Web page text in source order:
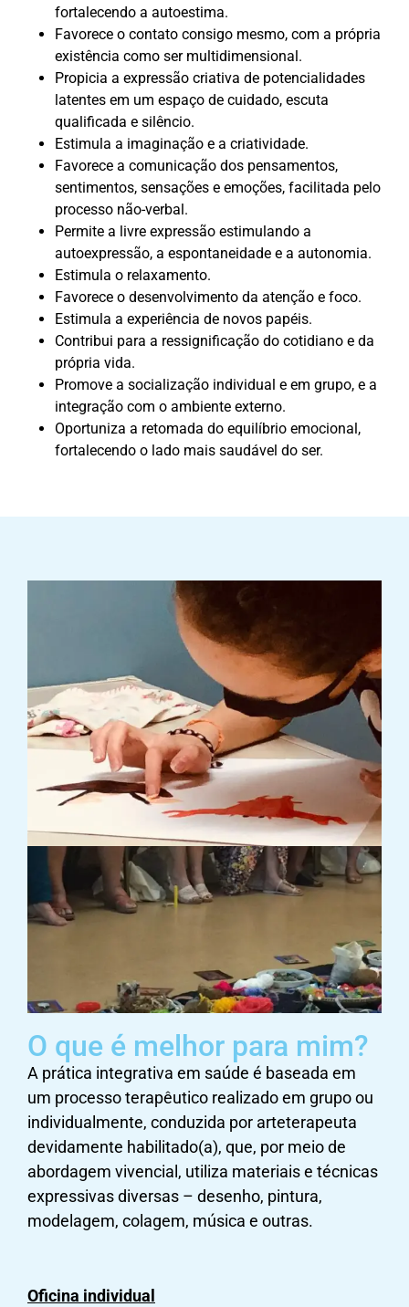
fortalecendo a autoestima.
Favorece o contato consigo mesmo, com a própria
existência como ser multidimensional.
Propicia a expressão criativa de potencialidades
latentes em um espaço de cuidado, escuta
qualificada e silêncio.
Estimula a imaginação e a criatividade.
Favorece a comunicação dos pensamentos,
sentimentos, sensações e emoções, facilitada pelo
processo não-verbal.
Permite a livre expressão estimulando a
autoexpressão, a espontaneidade e a autonomia.
Estimula o relaxamento.
Favorece o desenvolvimento da atenção e foco.
Estimula a experiência de novos papéis.
Contribui para a ressignificação do cotidiano e da
própria vida.
Promove a socialização individual e em grupo, e a
integração com o ambiente externo.
Oportuniza a retomada do equilíbrio emocional,
fortalecendo o lado mais saudável do ser.
O que é melhor para mim?
A prática integrativa em saúde é baseada em
um processo terapêutico realizado em grupo ou
individualmente, conduzida por arteterapeuta
devidamente habilitado(a), que, por meio de
abordagem vivencial, utiliza materiais e técnicas
expressivas diversas – desenho, pintura,
modelagem, colagem, música e outras.
Oficina individual